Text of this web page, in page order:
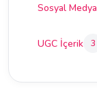
Sosyal Medya
UGC İçerik 3